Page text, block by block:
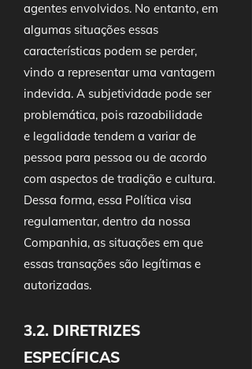
agentes envolvidos. No entanto, em
algumas situações essas
características podem se perder,
vindo a representar uma vantagem
indevida. A subjetividade pode ser
problemática, pois razoabilidade
e legalidade tendem a variar de
pessoa para pessoa ou de acordo
com aspectos de tradição e cultura.
Dessa forma, essa Política visa
regulamentar, dentro da nossa
Companhia, as situações em que
essas transações são legítimas e
autorizadas.
3.2. DIRETRIZES
ESPECÍFICAS